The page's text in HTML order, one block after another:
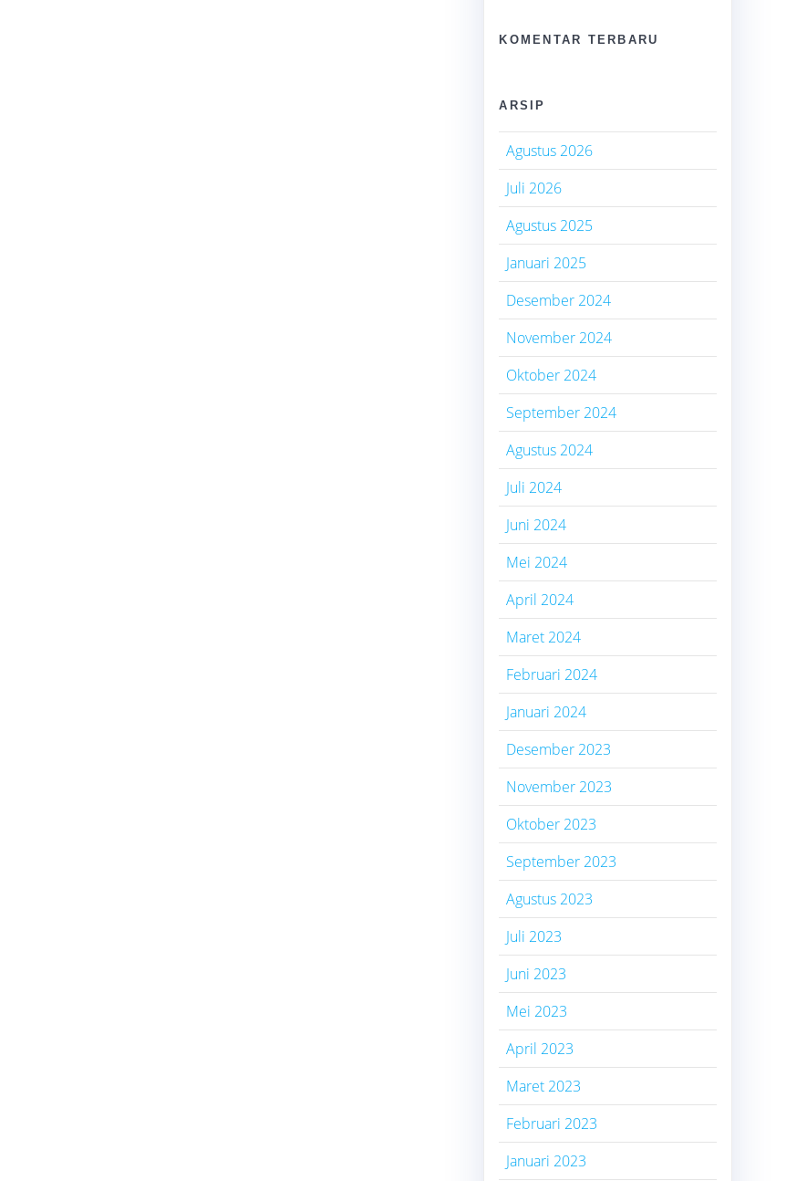
KOMENTAR TERBARU
ARSIP
Agustus 2026
Juli 2026
Agustus 2025
Januari 2025
Desember 2024
November 2024
Oktober 2024
September 2024
Agustus 2024
Juli 2024
Juni 2024
Mei 2024
April 2024
Maret 2024
Februari 2024
Januari 2024
Desember 2023
November 2023
Oktober 2023
September 2023
Agustus 2023
Juli 2023
Juni 2023
Mei 2023
April 2023
Maret 2023
Februari 2023
Januari 2023